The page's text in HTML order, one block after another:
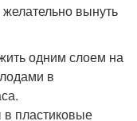
вынуть
одним слоем на
в
пластиковые